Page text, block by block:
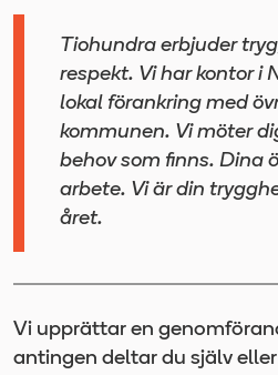
Tiohundra erbjuder
respekt. Vi har kontor i
lokal förankring med
kommunen. Vi möter
behov som finns. Dina
arbete. Vi är din
året.
Vi upprättar en
antingen deltar du själv